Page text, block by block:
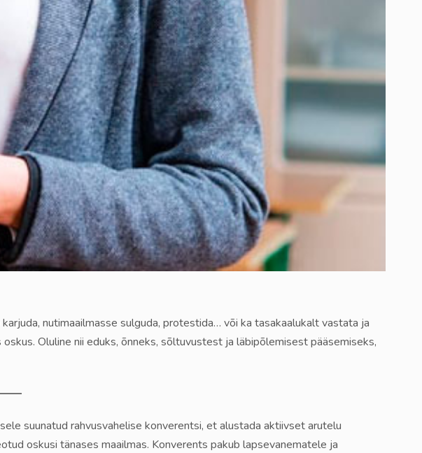
nutimaailmasse sulguda, protestida… või ka tasakaalukalt vastata ja
Oluline nii eduks, õnneks, sõltuvustest ja läbipõlemisest pääsemiseks,
suunatud rahvusvahelise konverentsi, et alustada aktiivset arutelu
oskusi tänases maailmas. Konverents pakub lapsevanematele ja